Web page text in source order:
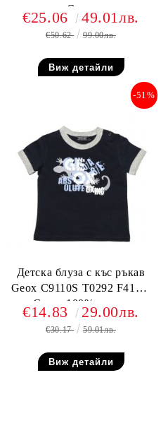
Сини
€25.06 49.01лв.
€50.62 99.00лв.
Виж детайли
Детска блуза с къс ръкав
Geox C9110S T0292 F4100,
Синя, 100% памук
-51%
€14.83 29.00лв.
€30.17 59.01лв.
Виж детайли